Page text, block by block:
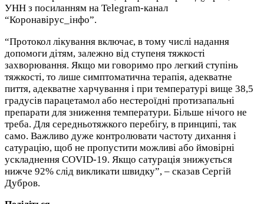
УНН з посиланням на Telegram-канал
“Коронавірус_інфо”.
“Протокол лікування включає, в тому числі надання
допомоги дітям, залежно від ступеня тяжкості
захворювання. Якщо ми говоримо про легкий ступінь
тяжкості, то лише симптоматична терапія, адекватне
пиття, адекватне харчування і при температурі вище 38,5
градусів парацетамол або нестероїдні протизапальні
препарати для зниження температури. Більше нічого не
треба. Для середньотяжкого перебігу, в принципі, так
само. Важливо дуже контролювати частоту дихання і
сатурацію, щоб не пропустити можливі або ймовірні
ускладнення COVID-19. Якщо сатурація знижується
нижче 92% слід викликати швидку”, – сказав Сергій
Дубров.